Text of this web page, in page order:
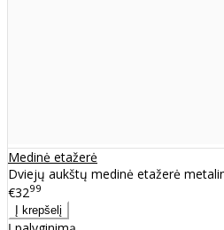
Medinė etažerė
Dviejų aukštų medinė etažerė
€3299